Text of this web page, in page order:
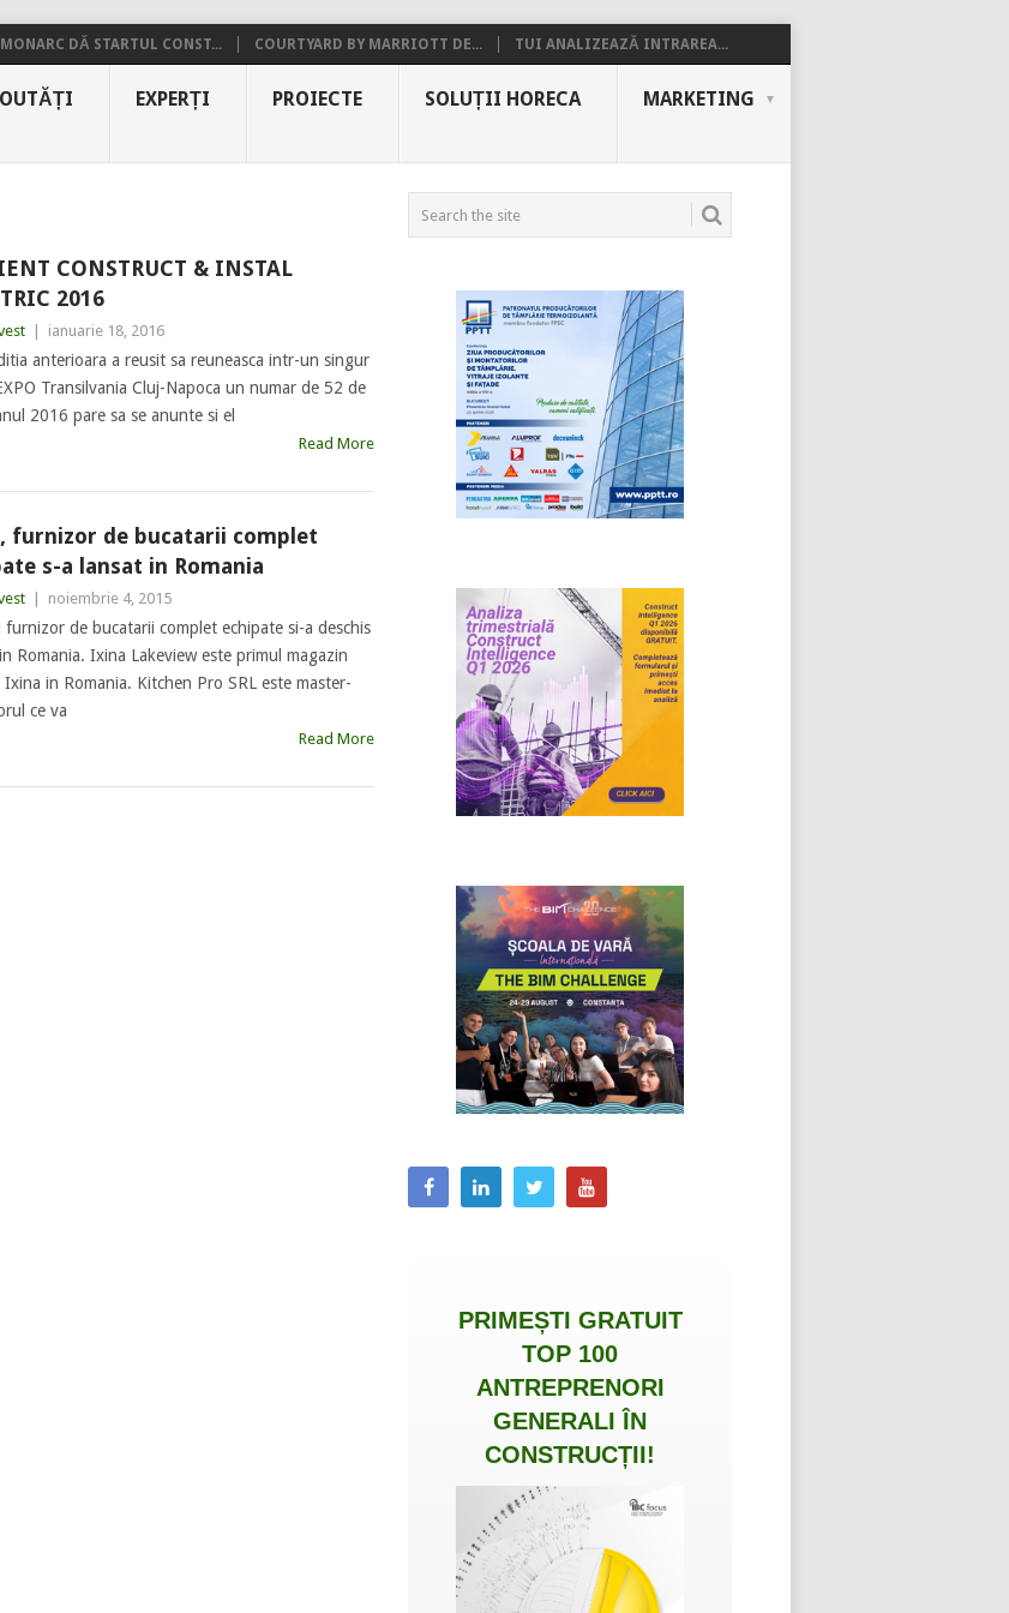
MONARC DĂ STARTUL CONST... COURTYARD BY MARRIOTT DE... TUI ANALIZEAZĂ INTRAREA...
EXPERȚI PROIECTE SOLUȚII HORECA MARKETING
CONSTRUCT & INSTAL
2016
ianuarie 18, 2016
anterioara a reusit sa reuneasca intr-un singur
Transilvania Cluj-Napoca un numar de 52 de
2016 pare sa se anunte si el
Read More
furnizor de bucatarii complet
s-a lansat in Romania
noiembrie 4, 2015
furnizor de bucatarii complet echipate si-a deschis
Romania. Ixina Lakeview este primul magazin
Ixina in Romania. Kitchen Pro SRL este master-
ce va
Read More
PRIMEȘTI GRATUIT
TOP 100
ANTREPRENORI
GENERALI ÎN
CONSTRUCȚII!